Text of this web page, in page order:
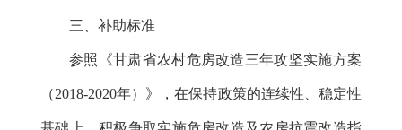
三、补助标准
参照《甘肃省农村危房改造三年攻坚实施方案
（2018-2020年）》 ，在保持政策的连续性、稳定性